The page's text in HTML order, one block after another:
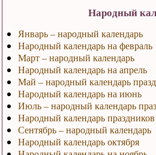
Народный
Январь – народный календарь
Народный календарь на февраль
Март – народный календарь
Народный календарь на апрель
Май – народный календарь
Народный календарь на июнь
Июль – народный календарь
Народный календарь
Сентябрь – народный календарь
Народный календарь октября